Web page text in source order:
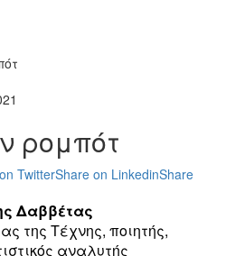
ρομπότ
TwitterShare on LinkedinShare
Δαββέτας
της Τέχνης, ποιητής,
αναλυτής